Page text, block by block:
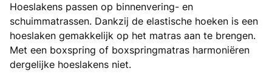
Hoeslakens passen op binnenvering- en
schuimmatrassen. Dankzij de elastische hoeken is een
hoeslaken gemakkelijk op het matras aan te brengen.
Met een boxspring of boxspringmatras harmoniëren
dergelijke hoeslakens niet.